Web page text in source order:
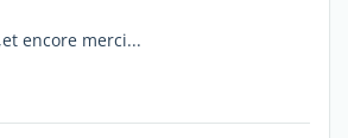
encore merci...